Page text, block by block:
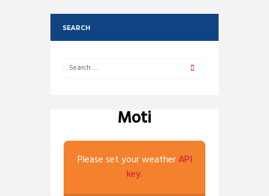
SEARCH
Moti
Please set your weatherAPI
key.